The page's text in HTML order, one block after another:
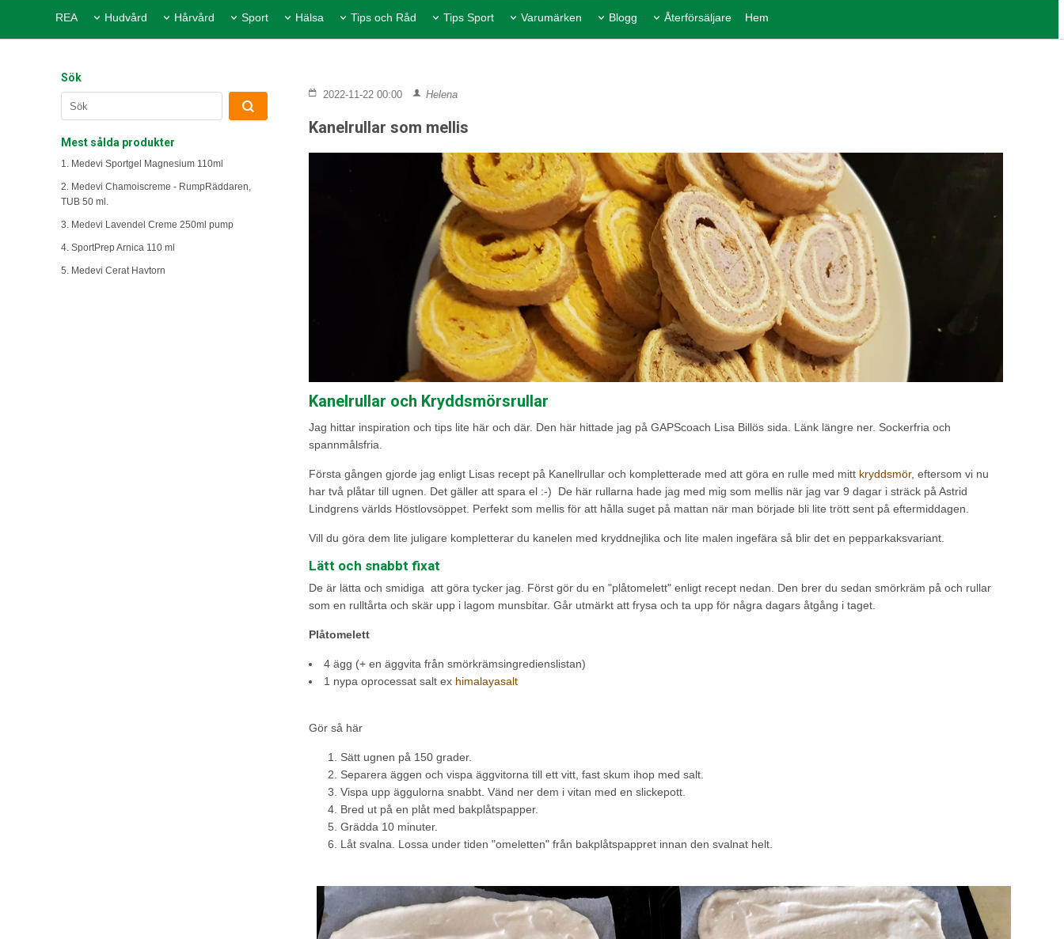
REA Hudvård Hårvård Sport Hälsa Tips och Råd Tips Sport Varumärken Blogg Återförsäljare Hem
Sök
Mest sålda produkter
1. Medevi Sportgel Magnesium 110ml
2. Medevi Chamoiscreme - RumpRäddaren,
TUB 50 ml.
3. Medevi Lavendel Creme 250ml pump
4. SportPrep Arnica 110 ml
5. Medevi Cerat Havtorn
2022-11-22 00:00 Helena
Kanelrullar som mellis
Kanelrullar och Kryddsmörsrullar
Jag hittar inspiration och tips lite här och där. Den här hittade jag på GAPScoach Lisa Billös sida. Länk längre ner. Sockerfria och
spannmålsfria.
Första gången gjorde jag enligt Lisas recept på Kanellrullar och kompletterade med att göra en rulle med mitt kryddsmör, eftersom vi nu
har två plåtar till ugnen. Det gäller att spara el :-) De här rullarna hade jag med mig som mellis när jag var 9 dagar i sträck på Astrid
Lindgrens världs Höstlovsöppet. Perfekt som mellis för att hålla suget på mattan när man började bli lite trött sent på eftermiddagen.
Vill du göra dem lite juligare kompletterar du kanelen med kryddnejlika och lite malen ingefära så blir det en pepparkaksvariant.
Lätt och snabbt fixat
De är lätta och smidiga att göra tycker jag. Först gör du en "plåtomelett" enligt recept nedan. Den brer du sedan smörkräm på och rullar
som en rulltårta och skär upp i lagom munsbitar. Går utmärkt att frysa och ta upp för några dagars åtgång i taget.
Plåtomelett
4 ägg (+ en äggvita från smörkrämsingredienslistan)
1 nypa oprocessat salt ex himalayasalt
Gör så här
Sätt ugnen på 150 grader.
Separera äggen och vispa äggvitorna till ett vitt, fast skum ihop med salt.
Vispa upp äggulorna snabbt. Vänd ner dem i vitan med en slickepott.
Bred ut på en plåt med bakplåtspapper.
Grädda 10 minuter.
Låt svalna. Lossa under tiden "omeletten" från bakplåtspappret innan den svalnat helt.